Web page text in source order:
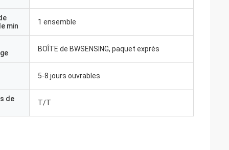
min
1 ensemble
BOÎTE de BWSENSING, paquet exprès
5-8 jours ouvrables
de T/T